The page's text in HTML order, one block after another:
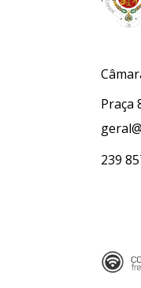
Praça
239